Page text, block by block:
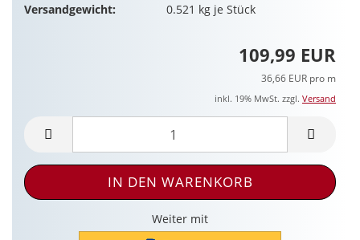
Versandgewicht:
0.521 kg je Stück
109,99 EUR
36,66 EUR pro m
inkl. 19% MwSt. zzgl. Versand
Weiter mit